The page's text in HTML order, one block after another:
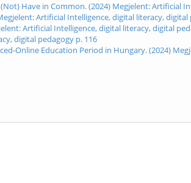
Have in Common. (2024) Megjelent: Artificial
Artificial Intelligence, digital literacy, digital
Artificial Intelligence, digital literacy, digital
digital pedagogy p. 116
Online Education Period in Hungary. (2024)